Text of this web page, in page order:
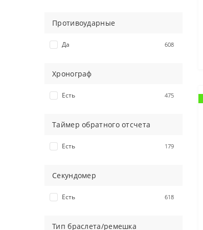
Серебристый 158
Синий
Фиолетовый 1
Черный
Противоударные
Да 608
Хронограф
Есть 475
Таймер обратного отсчета
Есть 179
Секундомер
Есть 618
Тип браслета/ремешка